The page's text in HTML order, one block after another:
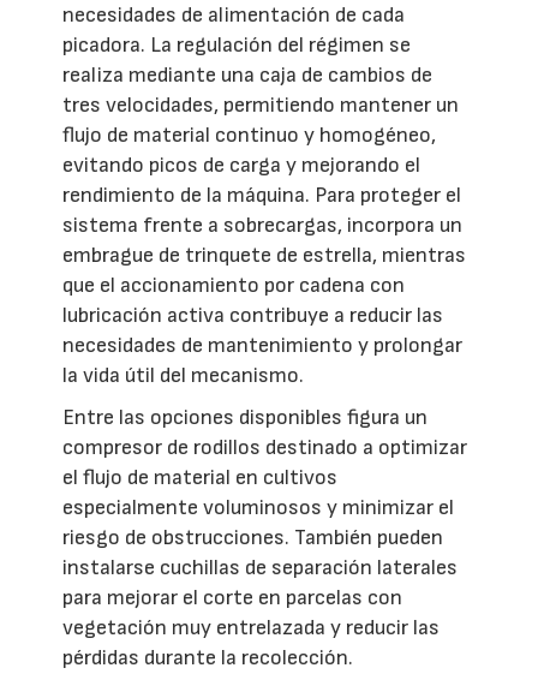
necesidades de alimentación de cada
picadora. La regulación del régimen se
realiza mediante una caja de cambios de
tres velocidades, permitiendo mantener un
flujo de material continuo y homogéneo,
evitando picos de carga y mejorando el
rendimiento de la máquina. Para proteger el
sistema frente a sobrecargas, incorpora un
embrague de trinquete de estrella, mientras
que el accionamiento por cadena con
lubricación activa contribuye a reducir las
necesidades de mantenimiento y prolongar
la vida útil del mecanismo.
Entre las opciones disponibles figura un
compresor de rodillos destinado a optimizar
el flujo de material en cultivos
especialmente voluminosos y minimizar el
riesgo de obstrucciones. También pueden
instalarse cuchillas de separación laterales
para mejorar el corte en parcelas con
vegetación muy entrelazada y reducir las
pérdidas durante la recolección.